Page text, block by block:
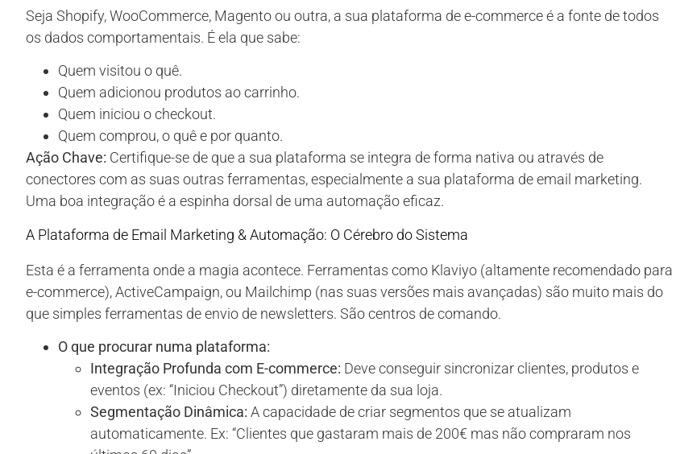
Seja Shopify, WooCommerce, Magento ou outra, a sua plataforma de e-commerce é a fonte de todos
os dados comportamentais. É ela que sabe:
Quem visitou o quê.
Quem adicionou produtos ao carrinho.
Quem iniciou o checkout.
Quem comprou, o quê e por quanto.
Ação Chave: Certifique-se de que a sua plataforma se integra de forma nativa ou através de
conectores com as suas outras ferramentas, especialmente a sua plataforma de email marketing.
Uma boa integração é a espinha dorsal de uma automação eficaz.
A Plataforma de Email Marketing & Automação: O Cérebro do Sistema
Esta é a ferramenta onde a magia acontece. Ferramentas como Klaviyo (altamente recomendado para
e-commerce), ActiveCampaign, ou Mailchimp (nas suas versões mais avançadas) são muito mais do
que simples ferramentas de envio de newsletters. São centros de comando.
O que procurar numa plataforma:
Integração Profunda com E-commerce: Deve conseguir sincronizar clientes, produtos e
eventos (ex: “Iniciou Checkout”) diretamente da sua loja.
Segmentação Dinâmica: A capacidade de criar segmentos que se atualizam
automaticamente. Ex: “Clientes que gastaram mais de 200€ mas não compraram nos